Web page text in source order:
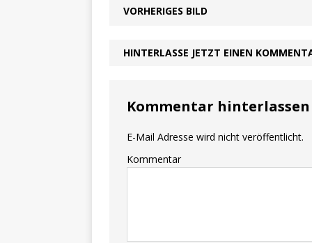
VORHERIGES BILD
HINTERLASSE JETZT EINEN
Kommentar hinterlassen
E-Mail Adresse wird nicht veröffentlicht.
Kommentar